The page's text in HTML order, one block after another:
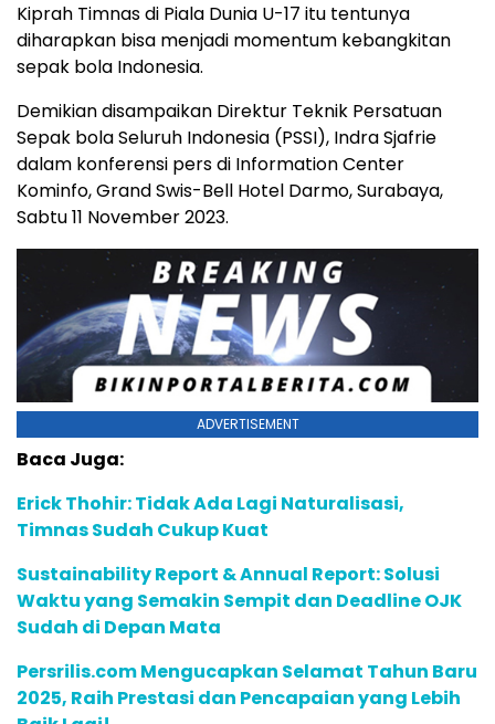
Kiprah Timnas di Piala Dunia U-17 itu tentunya
diharapkan bisa menjadi momentum kebangkitan
sepak bola Indonesia.
Demikian disampaikan Direktur Teknik Persatuan
Sepak bola Seluruh Indonesia (PSSI), Indra Sjafrie
dalam konferensi pers di Information Center
Kominfo, Grand Swis-Bell Hotel Darmo, Surabaya,
Sabtu 11 November 2023.
ADVERTISEMENT
Baca Juga:
Erick Thohir: Tidak Ada Lagi Naturalisasi,
Timnas Sudah Cukup Kuat
Sustainability Report & Annual Report: Solusi
Waktu yang Semakin Sempit dan Deadline OJK
Sudah di Depan Mata
Persrilis.com Mengucapkan Selamat Tahun Baru
2025, Raih Prestasi dan Pencapaian yang Lebih